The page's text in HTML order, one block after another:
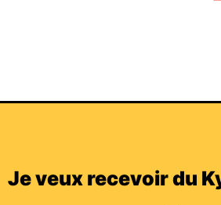
Je veux recevoir du